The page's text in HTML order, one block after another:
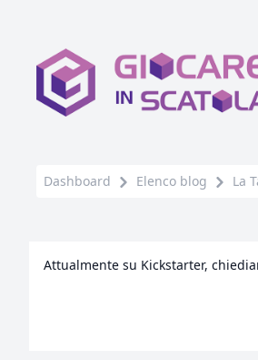
Dashboard Elenco blog La
Attualmente su Kickstarter,